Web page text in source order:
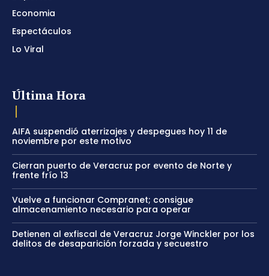
Economia
Espectáculos
Lo Viral
Última Hora
AIFA suspendió aterrizajes y despegues hoy 11 de
noviembre por este motivo
Cierran puerto de Veracruz por evento de Norte y
frente frío 13
Vuelve a funcionar Compranet; consigue
almacenamiento necesario para operar
Detienen al exfiscal de Veracruz Jorge Winckler por los
delitos de desaparición forzada y secuestro